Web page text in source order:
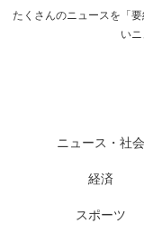
たくさんのニュースを「
い
ニュース・社会
経済
スポーツ